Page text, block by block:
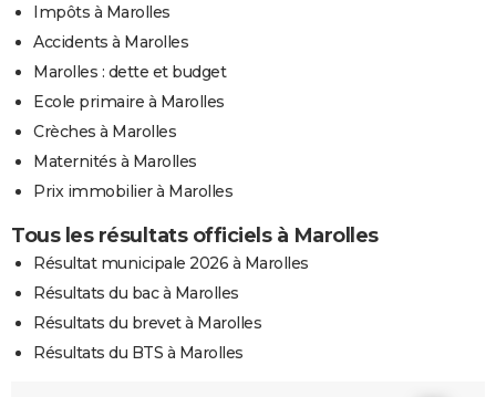
Impôts à Marolles
Accidents à Marolles
Marolles : dette et budget
Ecole primaire à Marolles
Crèches à Marolles
Maternités à Marolles
Prix immobilier à Marolles
Tous les résultats officiels à Marolles
Résultat municipale 2026 à Marolles
Résultats du bac à Marolles
Résultats du brevet à Marolles
Résultats du BTS à Marolles